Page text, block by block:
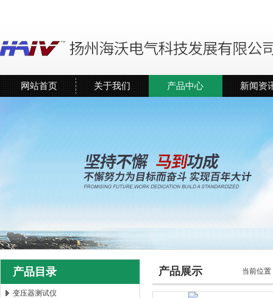
网站首页 关于我们 产品中心 新闻资
产品目录
变压器测试仪
产品展示 当前位置